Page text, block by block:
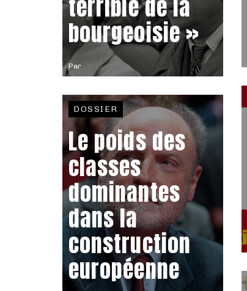
Par
terrible de la
bourgeoisie »
DOSSIER
Le poids des
classes
dominantes
dans la
construction
européenne